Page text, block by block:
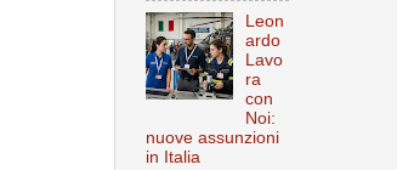
Leon
ardo
Lavo
ra
con
Noi:
nuove assunzioni
in Italia